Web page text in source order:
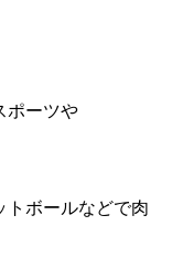
ポーツや
トボールなどで肉